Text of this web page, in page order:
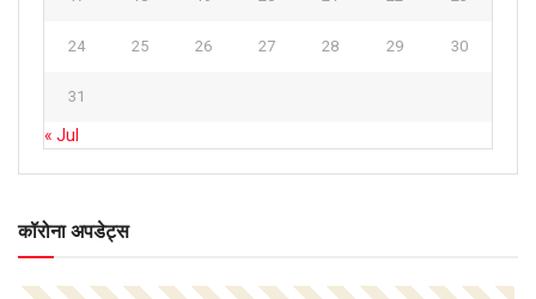
24 25 26 27 28 29 30
31
« Jul
कॉरोना अपडेट्स